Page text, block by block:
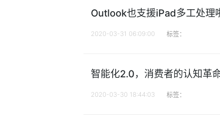
Outlook也支援iPad多工处理
2020-03-31 06:09:00 标签：
智能化2.0，消费者的认知革
2020-03-30 18:44:03 标签：